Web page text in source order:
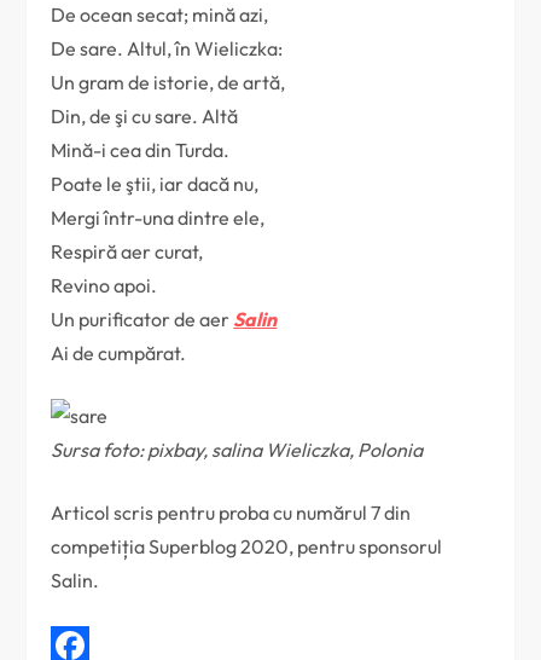
De ocean secat; mină azi,
De sare. Altul, în Wieliczka:
Un gram de istorie, de artă,
Din, de şi cu sare. Altă
Mină-i cea din Turda.
Poate le ştii, iar dacă nu,
Mergi într-una dintre ele,
Respiră aer curat,
Revino apoi.
Un purificator de aer Salin
Ai de cumpărat.
Sursa foto: pixbay, salina Wieliczka, Polonia
Articol scris pentru proba cu numărul 7 din
competiția Superblog 2020, pentru sponsorul
Salin.